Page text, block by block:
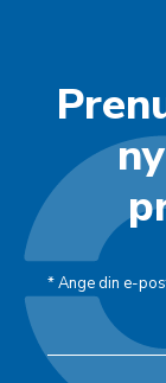
*Ange din e-